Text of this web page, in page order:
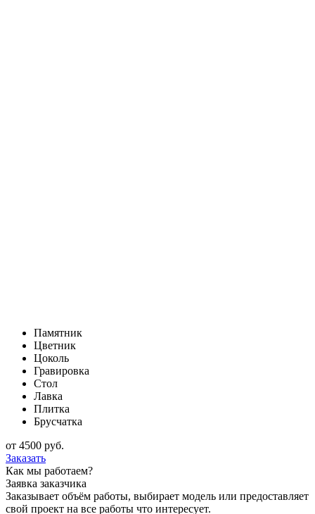
Памятник
Цветник
Цоколь
Гравировка
Стол
Лавка
Плитка
Брусчатка
от 4500 руб.
Заказать
Как мы работаем?
Заявка заказчика
Заказывает объём работы, выбирает модель или предоставляет
свой проект на все работы что интересует.